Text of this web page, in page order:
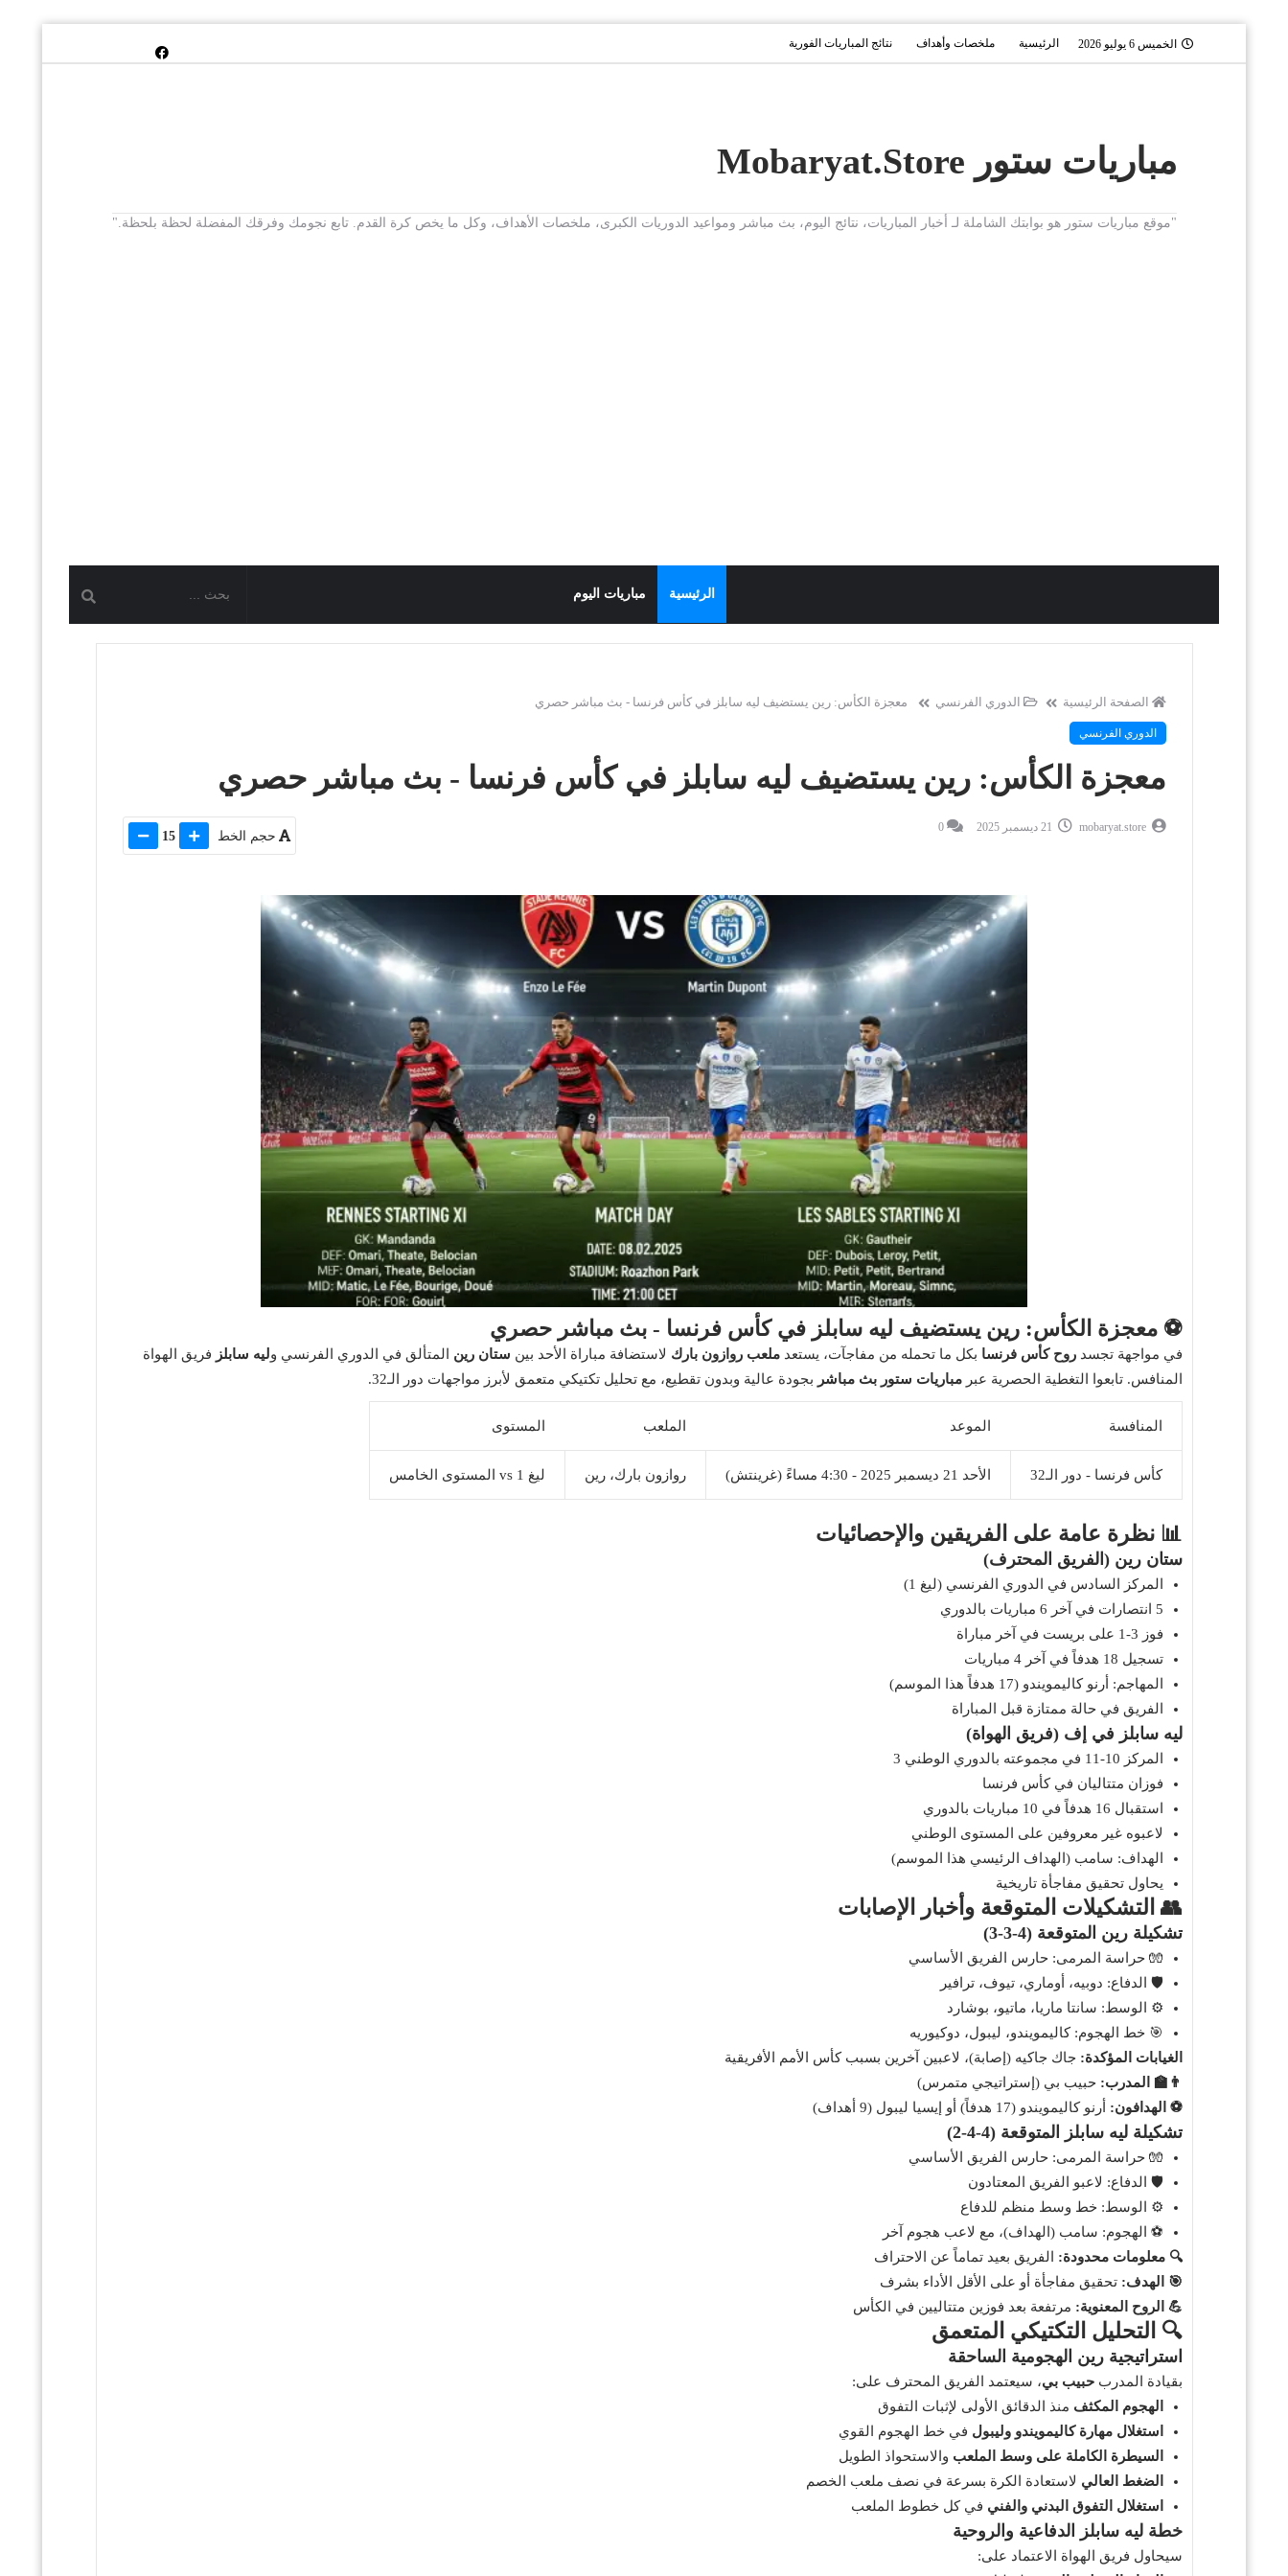
الخميس 6 يوليو 2026 الرئيسية ملخصات وأهداف نتائج المباريات الفورية
مباريات ستور Mobaryat.Store
"موقع مباريات ستور هو بوابتك الشاملة لـ أخبار المباريات، نتائج اليوم، بث مباشر ومواعيد الدوريات الكبرى، ملخصات الأهداف، وكل ما يخص كرة القدم. تابع نجومك وفرقك المفضلة لحظة بلحظة."
الرئيسية مباريات اليوم
الصفحة الرئيسية الدوري الفرنسي معجزة الكأس: رين يستضيف ليه سابلز في كأس فرنسا - بث مباشر حصري
الدوري الفرنسي
معجزة الكأس: رين يستضيف ليه سابلز في كأس فرنسا - بث مباشر حصري
mobaryat.store
0
حجم الخط 15
⚽ معجزة الكأس: رين يستضيف ليه سابلز في كأس فرنسا - بث مباشر حصري
في مواجهة تجسدروح كأس فرنسا بكل ما تحمله من مفاجآت، يستعدملعب روازون بارك لاستضافة مباراة الأحد بين ستان رين المتألق في الدوري الفرنسي وليه سابلز فريق الهواة
المنافس. تابعوا التغطية الحصرية عبرمباريات ستور بث مباشر بجودة عالية وبدون تقطيع، مع تحليل تكتيكي متعمق لأبرز مواجهات دور الـ32.
المنافسة الموعد الملعب المستوى
كأس فرنسا - دور الـ32 الأحد 21 ديسمبر 2025 - 4:30 مساءً (غرينتش) روازون بارك، رين ليغ 1 vs المستوى الخامس
📊 نظرة عامة على الفريقين والإحصائيات
ستان رين (الفريق المحترف)
المركز السادس في الدوري الفرنسي (ليغ 1)
5 انتصارات في آخر 6 مباريات بالدوري
فوز 3-1 على بريست في آخر مباراة
تسجيل 18 هدفاً في آخر 4 مباريات
المهاجم: أرنو كاليمويندو (17 هدفاً هذا الموسم)
الفريق في حالة ممتازة قبل المباراة
ليه سابلز في إف (فريق الهواة)
المركز 10-11 في مجموعته بالدوري الوطني 3
فوزان متتاليان في كأس فرنسا
استقبال 16 هدفاً في 10 مباريات بالدوري
لاعبوه غير معروفين على المستوى الوطني
الهداف: سامب (الهداف الرئيسي هذا الموسم)
يحاول تحقيق مفاجأة تاريخية
👥 التشكيلات المتوقعة وأخبار الإصابات
تشكيلة رين المتوقعة (4-3-3)
🧤 حراسة المرمى: حارس الفريق الأساسي
🛡️ الدفاع: دوبيه، أوماري، تيوف، ترافير
⚙️ الوسط: سانتا ماريا، ماتيو، بوشارد
🎯 خط الهجوم: كاليمويندو، ليبول، دوكيوريه
الغيابات المؤكدة: جاك جاكيه (إصابة)، لاعبين آخرين بسبب كأس الأمم الأفريقية
👨‍🏫 المدرب: حبيب بي (إستراتيجي متمرس)
⚽ الهدافون: أرنو كاليمويندو (17 هدفاً) أو إيسيا ليبول (9 أهداف)
تشكيلة ليه سابلز المتوقعة (4-4-2)
🧤 حراسة المرمى: حارس الفريق الأساسي
🛡️ الدفاع: لاعبو الفريق المعتادون
⚙️ الوسط: خط وسط منظم للدفاع
⚽ الهجوم: سامب (الهداف)، مع لاعب هجوم آخر
🔍 معلومات محدودة: الفريق بعيد تماماً عن الاحتراف
🎯 الهدف: تحقيق مفاجأة أو على الأقل الأداء بشرف
💪 الروح المعنوية: مرتفعة بعد فوزين متتاليين في الكأس
🔍 التحليل التكتيكي المتعمق
استراتيجية رين الهجومية الساحقة
بقيادة المدربحبيب بي، سيعتمد الفريق المحترف على:
الهجوم المكثف منذ الدقائق الأولى لإثبات التفوق
استغلال مهارة كاليمويندو وليبول في خط الهجوم القوي
السيطرة الكاملة على وسط الملعب والاستحواذ الطويل
الضغط العالي لاستعادة الكرة بسرعة في نصف ملعب الخصم
استغلال التفوق البدني والفني في كل خطوط الملعب
خطة ليه سابلز الدفاعية والروحية
سيحاول فريق الهواة الاعتماد على: